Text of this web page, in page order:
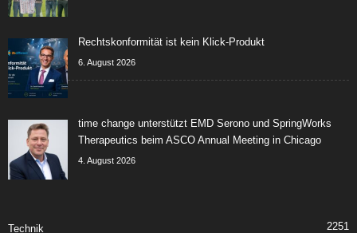
Rechtskonformität ist kein Klick-Produkt
6. August 2026
time change unterstützt EMD Serono und SpringWorks
Therapeutics beim ASCO Annual Meeting in Chicago
4. August 2026
Technik 2251